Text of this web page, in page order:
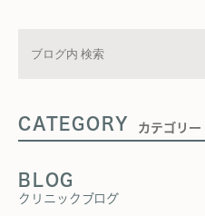
CATEGORY カテゴリー
BLOG
クリニックブログ